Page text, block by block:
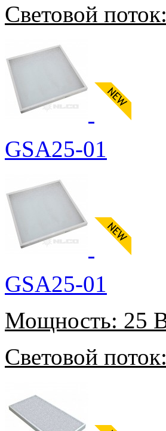
Световой поток:
GSA25-01
GSA25-01
Мощность: 25
Световой поток: